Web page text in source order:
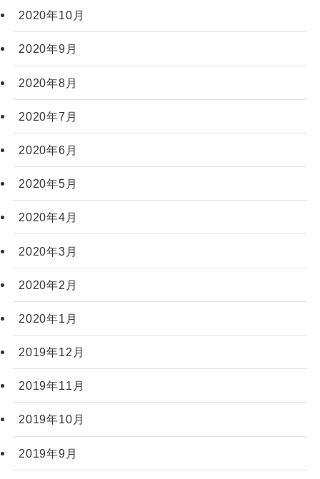
2020年10月
2020年9月
2020年8月
2020年7月
2020年6月
2020年5月
2020年4月
2020年3月
2020年2月
2020年1月
2019年12月
2019年11月
2019年10月
2019年9月